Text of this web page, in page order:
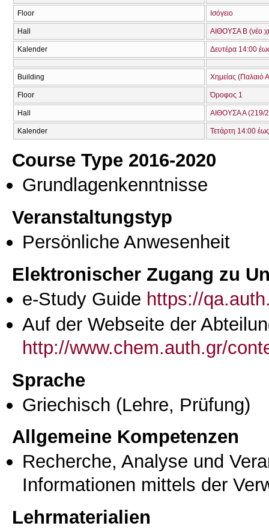
Floor Ισόγειο
Hall ΑΙΘΟΥΣΑ Β (νέο
Kalender Δευτέρα 14:00
Building Χημείας (Παλαιό
Floor Όροφος 1
Hall ΑΙΘΟΥΣΑ Α (219/
Kalender Τετάρτη 14:00
Course Type 2016-2020
Grundlagenkenntnisse
Veranstaltungstyp
Persönliche Anwesenheit
Elektronischer Zugang zu
e-Study Guide https://
Auf der Webseite der
http://www.chem.auth.gr/
Sprache
Griechisch (Lehre, Prüfung)
Allgemeine Kompetenzen
Recherche, Analyse und
Informationen mittels der
Lehrmaterialien